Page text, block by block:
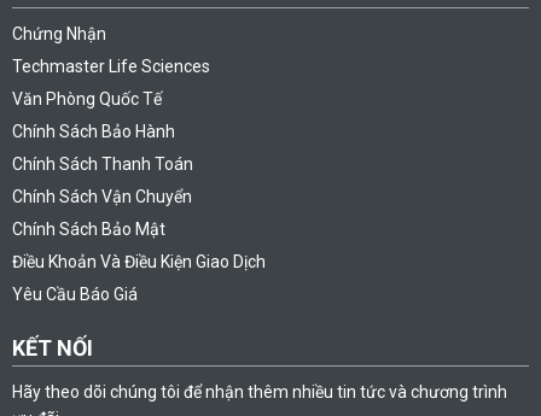
Chứng Nhận
Techmaster Life Sciences
Văn Phòng Quốc Tế
Chính Sách Bảo Hành
Chính Sách Thanh Toán
Chính Sách Vận Chuyển
Chính Sách Bảo Mật
Điều Khoản Và Điều Kiện Giao Dịch
Yêu Cầu Báo Giá
KẾT NỐI
Hãy theo dõi chúng tôi để nhận thêm nhiều tin tức và chương trình